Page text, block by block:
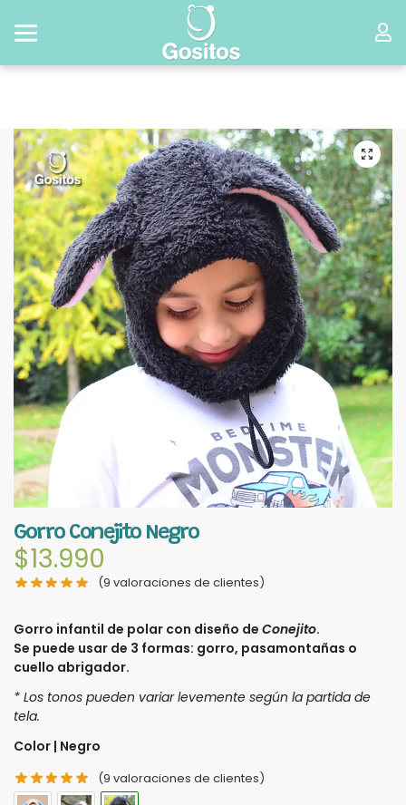
Gorro Conejito Negro
$13.990
(9 valoraciones de clientes)
Gorro infantil de polar con diseño de Conejito.
Se puede usar de 3 formas: gorro, pasamontañas o
cuello abrigador.
* Los tonos pueden variar levemente según la partida de
tela.
Color | Negro
(9 valoraciones de clientes)